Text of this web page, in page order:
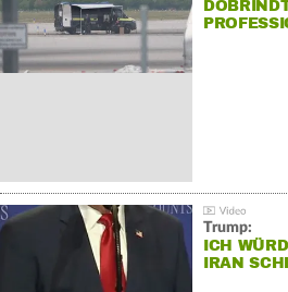
Trump:
ICH
IRAN